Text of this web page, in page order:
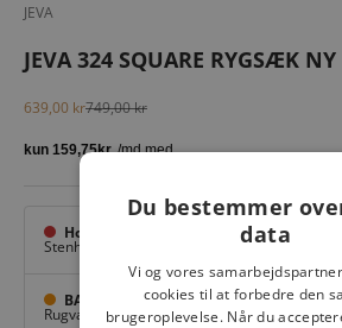
JEVA
JEVA 324 SQUARE RYGSÆK NY
Salgspris
639,00 krNormalpris
749,00 kr
Hovedlager
Stenhuggervej 10,
BAGGI Tarup Center
Rugvang 36, Odense NV
Du bestemmer
data
Vi og vores
cookies til at forbedre den
brugeroplevelse. Når du